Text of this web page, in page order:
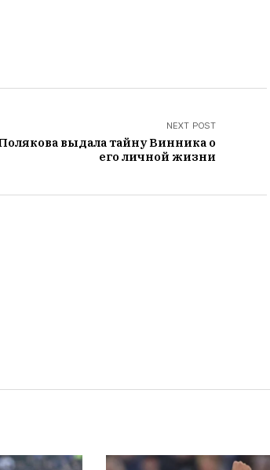
NEXT POST
выдала тайну Винника о
его личной жизни